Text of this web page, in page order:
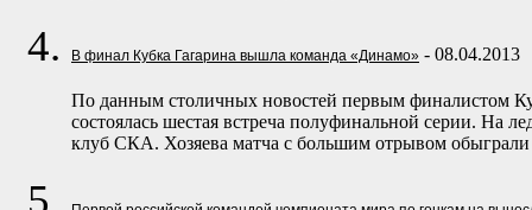
В финал Кубка Гагарина вышла команда «Динамо» - 08.04.2013
По данным столичных новостей первым финалистом
состоялась шестая встреча полуфинальной серии.
клуб СКА. Хозяева матча с большим отрывом